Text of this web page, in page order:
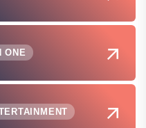
ONE